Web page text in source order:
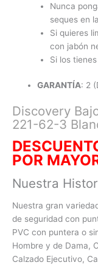
Nunca
seques en
Si quieres
con jabón
Si los
GARANTÍA: 2
Discovery
221-62-3
POR MAYO
Nuestra
Nuestra gran
de seguridad con
PVC con puntera o
Hombre y de Dama,
Calzado Ejecutivo,